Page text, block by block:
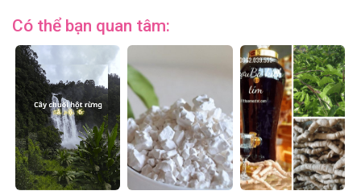
Có thể bạn quan tâm: